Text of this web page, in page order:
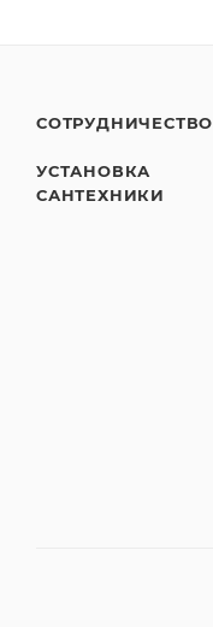
СОТРУДНИЧЕСТВО
УСТАНОВКА
САНТЕХНИКИ